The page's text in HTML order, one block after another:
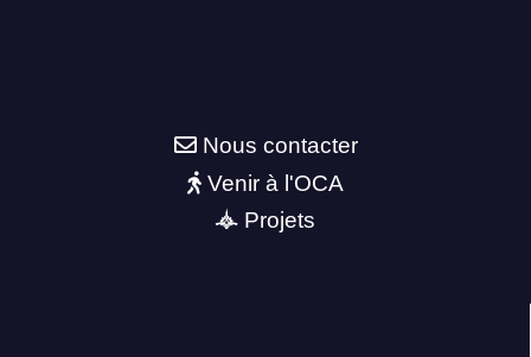
Nous contacter
Venir à l'OCA
Projets